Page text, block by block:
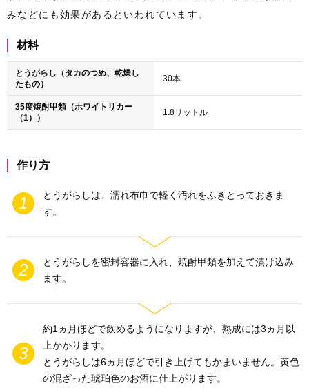
みなどにも効果があるといわれています。
材料
とうがらし（タカのつめ、乾燥し
たもの）
30本
35度焼酎甲類（ホワイトリカー
（1））
1.8リットル
作り方
とうがらしは、濡れ布巾で軽く汚れをふきとっておきま
す。
とうがらしを密封容器に入れ、焼酎甲類を加えて漬け込み
ます。
約1ヵ月ほどで飲めるようになりますが、熟成には3ヵ月以
上かかります。
とうがらしは6ヵ月ほどで引き上げてもかまいません。黄色
の混ざった琥珀色のお酒に仕上がります。